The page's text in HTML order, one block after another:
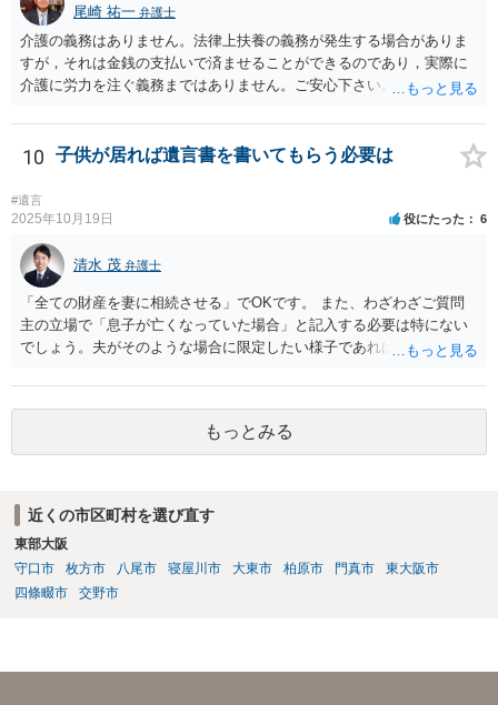
尾崎 祐一 弁護士
介護の義務はありません。法律上扶養の義務が発生する場合がありま
すが，それは金銭の支払いで済ませることができるのであり，実際に
介護に労力を注ぐ義務まではありません。ご安心下さい。
10 子供が居れば遺言書を書いてもらう必要は
#遺言
2025年10月19日 役にたった 6
清水 茂 弁護士
「全ての財産を妻に相続させる」でOKです。 また、わざわざご質問
主の立場で「息子が亡くなっていた場合」と記入する必要は特にない
でしょう。夫がそのような場合に限定したい様子であれば工夫するの
もっとみる
近くの市区町村を選び直す
東部大阪
守口市
枚方市 八尾市 寝屋川市 大東市 柏原市 門真市
東大阪市
四條畷市
交野市